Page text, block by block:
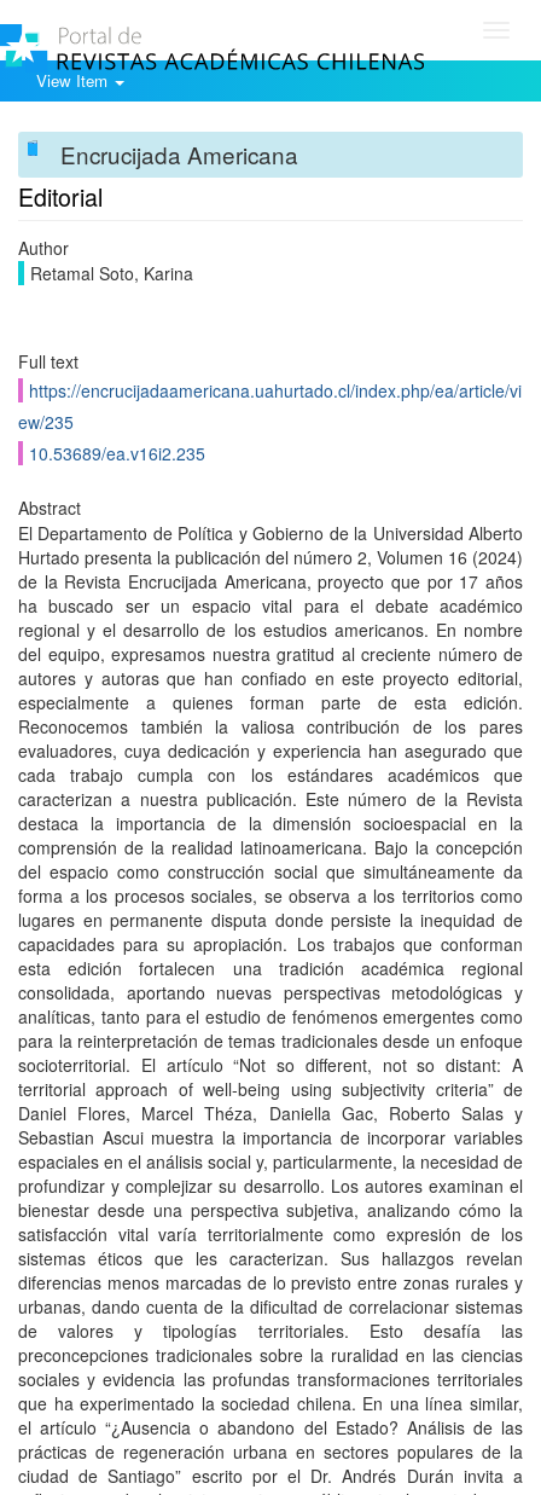
View Item
Encrucijada Americana
Editorial
Author
Retamal Soto, Karina
Full text
https://encrucijadaamericana.uahurtado.cl/index.php/ea/article/vi
ew/235
10.53689/ea.v16i2.235
Abstract
El Departamento de Política y Gobierno de la Universidad Alberto
Hurtado presenta la publicación del número 2, Volumen 16 (2024)
de la Revista Encrucijada Americana, proyecto que por 17 años
ha buscado ser un espacio vital para el debate académico
regional y el desarrollo de los estudios americanos. En nombre
del equipo, expresamos nuestra gratitud al creciente número de
autores y autoras que han confiado en este proyecto editorial,
especialmente a quienes forman parte de esta edición.
Reconocemos también la valiosa contribución de los pares
evaluadores, cuya dedicación y experiencia han asegurado que
cada trabajo cumpla con los estándares académicos que
caracterizan a nuestra publicación. Este número de la Revista
destaca la importancia de la dimensión socioespacial en la
comprensión de la realidad latinoamericana. Bajo la concepción
del espacio como construcción social que simultáneamente da
forma a los procesos sociales, se observa a los territorios como
lugares en permanente disputa donde persiste la inequidad de
capacidades para su apropiación. Los trabajos que conforman
esta edición fortalecen una tradición académica regional
consolidada, aportando nuevas perspectivas metodológicas y
analíticas, tanto para el estudio de fenómenos emergentes como
para la reinterpretación de temas tradicionales desde un enfoque
socioterritorial. El artículo “Not so different, not so distant: A
territorial approach of well-being using subjectivity criteria” de
Daniel Flores, Marcel Théza, Daniella Gac, Roberto Salas y
Sebastian Ascui muestra la importancia de incorporar variables
espaciales en el análisis social y, particularmente, la necesidad de
profundizar y complejizar su desarrollo. Los autores examinan el
bienestar desde una perspectiva subjetiva, analizando cómo la
satisfacción vital varía territorialmente como expresión de los
sistemas éticos que les caracterizan. Sus hallazgos revelan
diferencias menos marcadas de lo previsto entre zonas rurales y
urbanas, dando cuenta de la dificultad de correlacionar sistemas
de valores y tipologías territoriales. Esto desafía las
preconcepciones tradicionales sobre la ruralidad en las ciencias
sociales y evidencia las profundas transformaciones territoriales
que ha experimentado la sociedad chilena. En una línea similar,
el artículo “¿Ausencia o abandono del Estado? Análisis de las
prácticas de regeneración urbana en sectores populares de la
ciudad de Santiago” escrito por el Dr. Andrés Durán invita a